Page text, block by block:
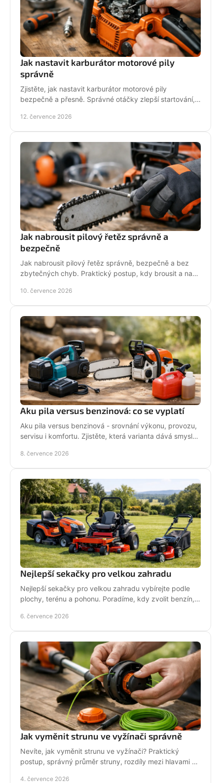
Jak nastavit karburátor motorové pily
správně
Zjistěte, jak nastavit karburátor motorové pily
bezpečně a přesně. Správné otáčky zlepší startování,
12. července 2026
Jak nabrousit pilový řetěz správně a
bezpečně
Jak nabrousit pilový řetěz správně, bezpečně a bez
zbytečných chyb. Praktický postup, kdy brousit a na
10. července 2026
Aku pila versus benzinová: co se vyplatí
Aku pila versus benzinová - srovnání výkonu, provozu,
servisu i komfortu. Zjistěte, která varianta dává smysl
8. července 2026
Nejlepší sekačky pro velkou zahradu
Nejlepší sekačky pro velkou zahradu vybírejte podle
plochy, terénu a pohonu. Poradíme, kdy zvolit benzín,
6. července 2026
Jak vyměnit strunu ve vyžínači správně
Nevíte, jak vyměnit strunu ve vyžínači? Praktický
postup, správný průměr struny, rozdíly mezi hlavami a
4. července 2026